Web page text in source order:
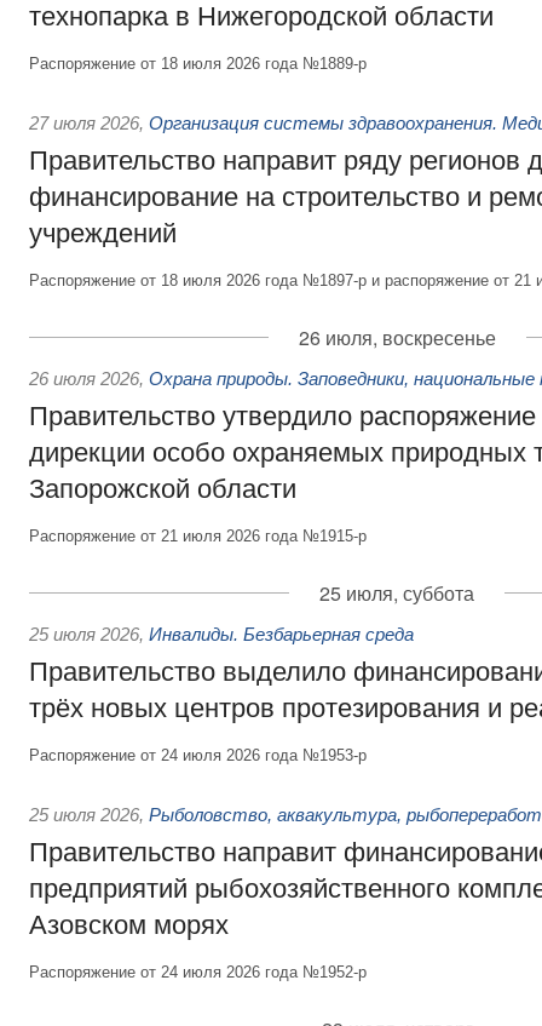
технопарка в Нижегородской области
Распоряжение от 18 июля 2026 года №1889-р
27 июля 2026, Организация системы здравоохранения.
Правительство направит ряду регионов
финансирование на строительство и
учреждений
Распоряжение от 18 июля 2026 года №1897-р и распоряжение от
26 июля, воскресенье
26 июля 2026, Охрана природы. Заповедники, национальные
Правительство утвердило
дирекции особо охраняемых природных
Запорожской области
Распоряжение от 21 июля 2026 года №1915-р
25 июля, суббота
25 июля 2026, Инвалиды. Безбарьерная среда
Правительство выделило
трёх новых центров протезирования и
Распоряжение от 24 июля 2026 года №1953-р
25 июля 2026, Рыболовство, аквакультура,
Правительство направит
предприятий рыбохозяйственного
Азовском морях
Распоряжение от 24 июля 2026 года №1952-р